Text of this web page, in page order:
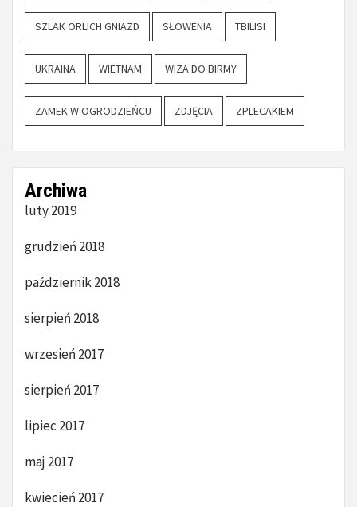
SZLAK ORLICH GNIAZD SŁOWENIA TBILISI
UKRAINA WIETNAM WIZA DO BIRMY
ZAMEK W OGRODZIEŃCU ZDJĘCIA ZPLECAKIEM
Archiwa
luty 2019
grudzień 2018
październik 2018
sierpień 2018
wrzesień 2017
sierpień 2017
lipiec 2017
maj 2017
kwiecień 2017